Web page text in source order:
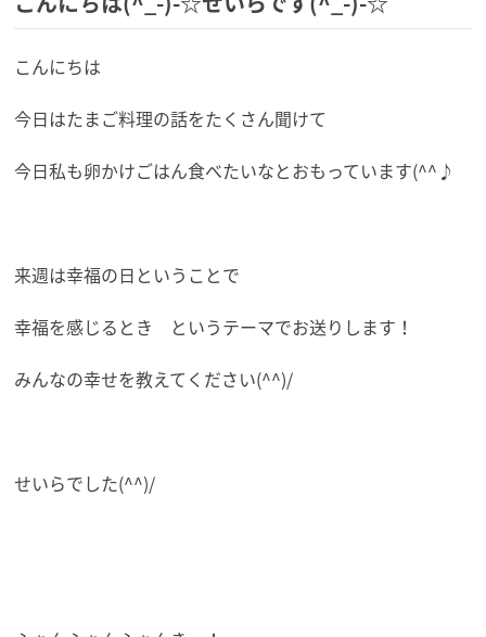
こんにちは
今日はたまご料理の話をたくさん聞けて
今日私も卵かけごはん食べたいなとおもっています(^^♪
来週は幸福の日ということで
幸福を感じるとき というテーマでお送りします！
みんなの幸せを教えてください(^^)/
せいらでした(^^)/